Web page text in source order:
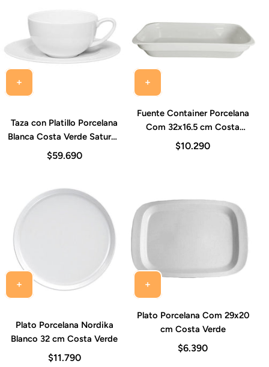
Taza con Platillo Porcelana
Blanca Costa Verde Saturno
340 ml Set 6 Piezas
$59.690
Fuente Container Porcelana
Com 32x16.5 cm Costa
Verde
$10.290
Plato Porcelana Nordika
Blanco 32 cm Costa Verde
$11.790
Plato Porcelana Com 29x20
cm Costa Verde
$6.390